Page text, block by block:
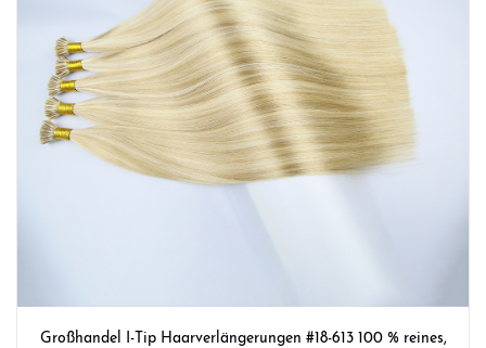
Großhandel I-Tip Haarverlängerungen #18-613 100 % reines,